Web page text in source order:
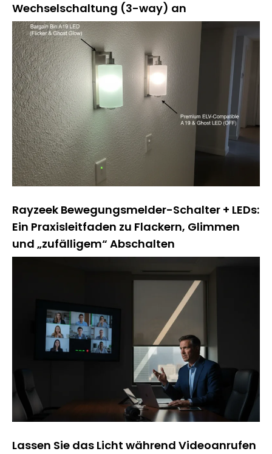
Wechselschaltung (3-way) an
Rayzeek Bewegungsmelder-Schalter + LEDs:
Ein Praxisleitfaden zu Flackern, Glimmen
und „zufälligem“ Abschalten
Lassen Sie das Licht während Videoanrufen